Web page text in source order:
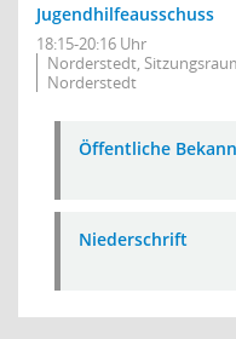
Jugendhilfeausschuss
18:15-20:16 Uhr
Norderstedt,
Norderstedt
Öffentliche
Niederschrift